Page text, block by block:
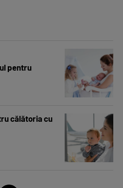
pentru
călătoria cu